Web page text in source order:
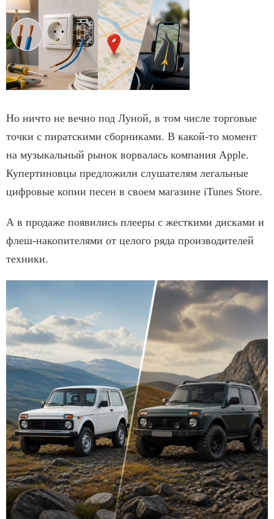
Но ничто не вечно под Луной, в том числе торговые
точки с пиратскими сборниками. В какой-то момент
на музыкальный рынок ворвалась компания Apple.
Купертиновцы предложили слушателям легальные
цифровые копии песен в своем магазине iTunes Store.
А в продаже появились плееры с жесткими дисками и
флеш-накопителями от целого ряда производителей
техники.